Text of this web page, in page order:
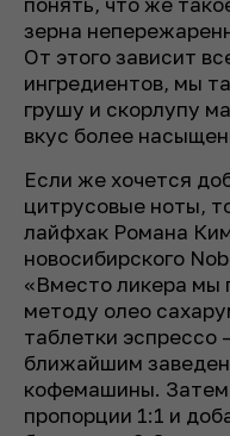
зерна
От этого зависит
ингредиентов, мы
грушу и скорлупу
вкус более
Если же хочется
цитрусовые ноты,
лайфхак Романа
новосибирского
«Вместо ликера мы
методу олео
таблетки эспрессо
ближайшим
кофемашины.
пропорции 1:1 и